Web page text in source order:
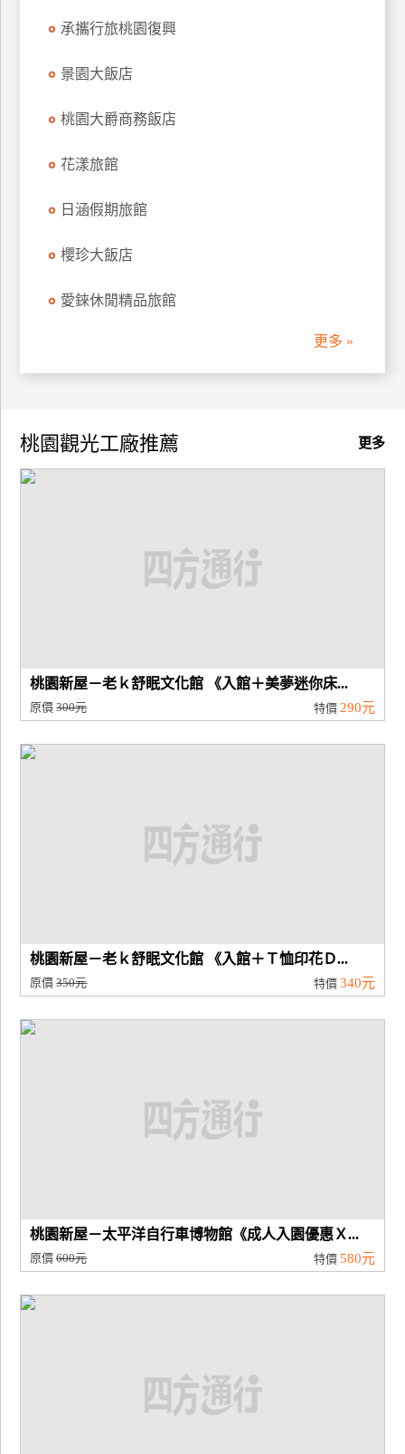
廠
合
品
宣
傳
承攜行旅桃園復興
景園大飯店
桃園大爵商務飯店
花漾旅館
日涵假期旅館
櫻珍大飯店
愛錸休閒精品旅館
更多 »
更多
桃園觀光工廠推薦
桃園新屋－老ｋ舒眠文化館 《入館＋美夢迷你床...
原價300元 特價 290元
桃園新屋－老ｋ舒眠文化館 《入館＋Ｔ恤印花Ｄ...
原價350元 特價 340元
桃園新屋－太平洋自行車博物館《成人入園優惠Ｘ...
原價600元 特價 580元